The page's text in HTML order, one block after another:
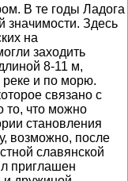
В те годы Ладога
значимости. Здесь
на
заходить
8-11 м,
реке и по морю.
связано с
то, что можно
становления
возможно, после
славянской
приглашен